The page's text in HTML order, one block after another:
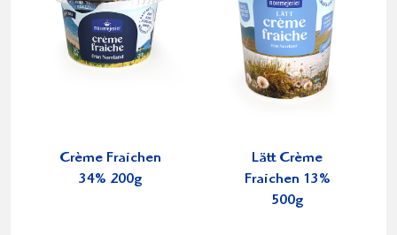
Crème Fraichen
34% 200g
Lätt Crème
Fraichen 13%
500g